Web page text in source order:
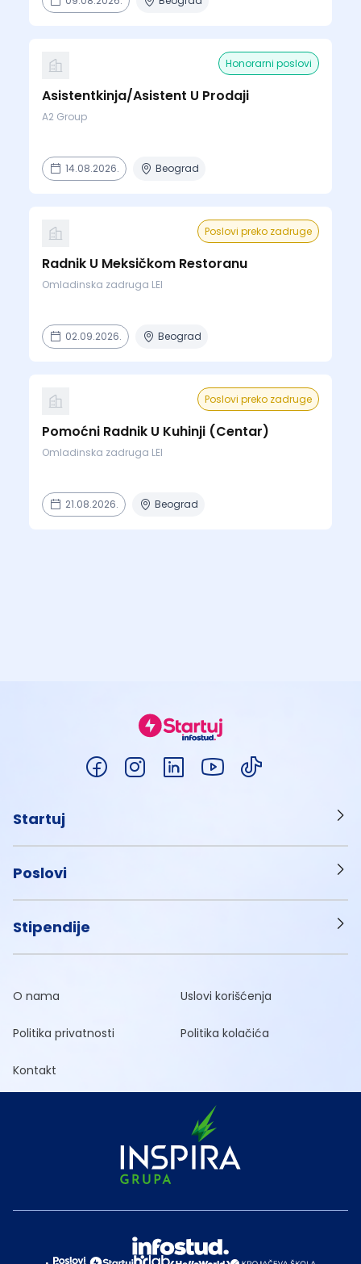
Honorarni poslovi
Asistentkinja/Asistent U Prodaji
A2 Group
14.08.2026. Beograd
Poslovi preko zadruge
Radnik U Meksičkom Restoranu
Omladinska zadruga LEI
02.09.2026. Beograd
Poslovi preko zadruge
Pomoćni Radnik U Kuhinji (Centar)
Omladinska zadruga LEI
21.08.2026. Beograd
Startuj
Poslovi
Stipendije
O nama Uslovi korišćenja
Politika privatnosti Politika kolačića
Kontakt